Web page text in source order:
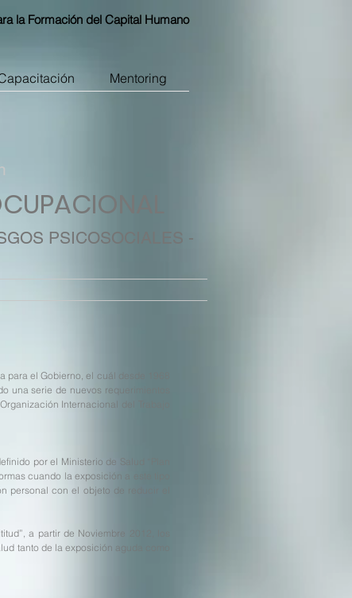
la Formación del Capital Humano
Mentoring
PSICOSOCIALES -
el Gobierno, el cuál desde 1968
serie de nuevos requerimientos
Internacional del Trabajo
por el Ministerio de Salud “Plan
cuando la exposición a este tipo
personal con el objeto de reducir el
a partir de Noviembre 2012, los
tanto de la exposición aguda como